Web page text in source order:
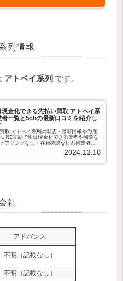
列情報
アトペイ系列 です。
現金化できる先払い買取 アトペイ系
者一覧と5chの最新口コミを紹介し
取 アトペイ系列の新店・最新情報を徹底
LINE完結で即日現金化できる業者や審査な
アリングなし・在籍確認なし系列業者の
介します。最新版の先払買取 御三家系列情
2024.12.10
社
アドバンス
不明（記載なし）
不明（記載なし）